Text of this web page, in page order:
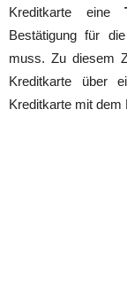
Kreditkarte eine
Bestätigung für
muss. Zu diesem
Kreditkarte über
Kreditkarte mit dem